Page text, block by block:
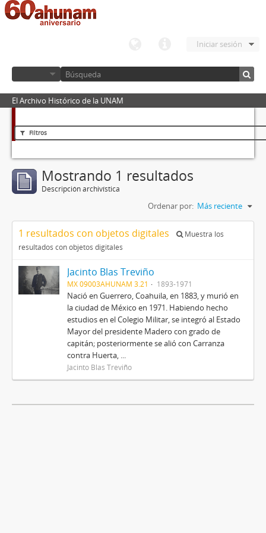
Iniciar sesión
El Archivo Histórico de la UNAM
Filtros
Mostrando 1 resultados
Descripción archivística
Ordenar por: Más reciente
1 resultados con objetos digitales
Muestra los
resultados con objetos digitales
Jacinto Blas Treviño
MX 09003AHUNAM 3.21 1893-1971
Nació en Guerrero, Coahuila, en 1883, y murió en
la ciudad de México en 1971. Habiendo hecho
estudios en el Colegio Militar, se integró al Estado
Mayor del presidente Madero con grado de
capitán; posteriormente se alió con Carranza
contra Huerta, ...
Jacinto Blas Treviño